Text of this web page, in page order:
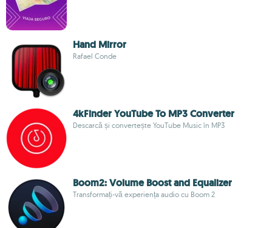
Hand Mirror
Rafael Conde
4kFinder YouTube To MP3 Converter
Descarcă și convertește YouTube Music în MP3
Boom2: Volume Boost and Equalizer
Transformați-vă experiența audio cu Boom 2